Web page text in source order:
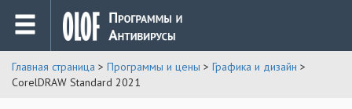
Главная страница > Программы и цены > Графика и дизайн >
CorelDRAW Standard 2021